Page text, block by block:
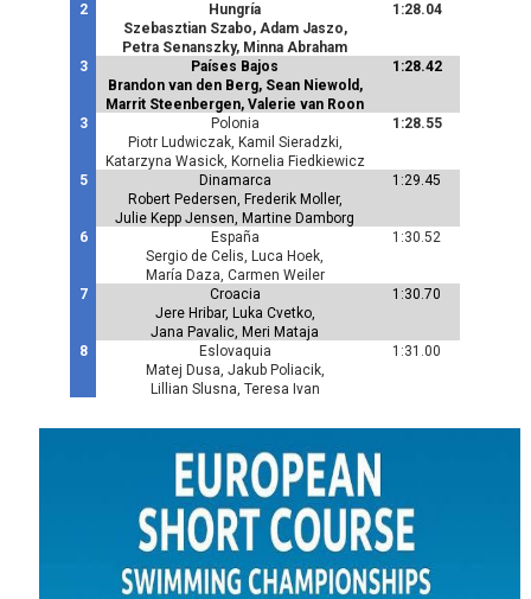
2
Hungría
Szebasztian Szabo, Adam Jaszo,
Petra Senanszky, Minna Abraham
1:28.04
3
Países Bajos
Brandon van den Berg, Sean Niewold,
Marrit Steenbergen, Valerie van Roon
1:28.42
3
Polonia
Piotr Ludwiczak, Kamil Sieradzki,
Katarzyna Wasick, Kornelia Fiedkiewicz
1:28.55
5
Dinamarca
Robert Pedersen, Frederik Moller,
Julie Kepp Jensen, Martine Damborg
1:29.45
6
España
Sergio de Celis, Luca Hoek,
María Daza, Carmen Weiler
1:30.52
7
Croacia
Jere Hribar, Luka Cvetko,
Jana Pavalic, Meri Mataja
1:30.70
8
Eslovaquia
Matej Dusa, Jakub Poliacik,
Lillian Slusna, Teresa Ivan
1:31.00